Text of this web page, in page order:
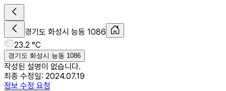
경기도 화성시 능동 1086
23.2 °C
경기도 화성시 능동 1086
작성된 설명이 없습니다.
최종 수정일: 2024.07.19
정보 수정 요청